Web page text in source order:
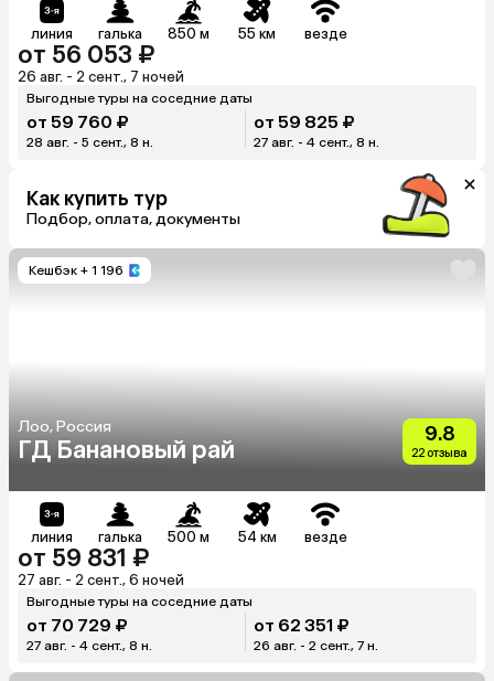
линия галька 850 м 55 км везде
от 56 053 ₽
26 авг. - 2 сент., 7 ночей
Выгодные туры на соседние даты
от 59 760 ₽
28 авг. - 5 сент., 8 н.
от 59 825 ₽
27 авг. - 4 сент., 8 н.
Как купить тур
Подбор, оплата, документы
Кешбэк + 1 196
Лоо, Россия
ГД Банановый рай
9.8
22 отзыва
линия галька 500 м 54 км везде
от 59 831 ₽
27 авг. - 2 сент., 6 ночей
Выгодные туры на соседние даты
от 70 729 ₽
27 авг. - 4 сент., 8 н.
от 62 351 ₽
26 авг. - 2 сент., 7 н.